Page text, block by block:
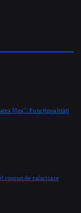
Mea”: Funcționalități
de salarizare
Intervenţie de protezare